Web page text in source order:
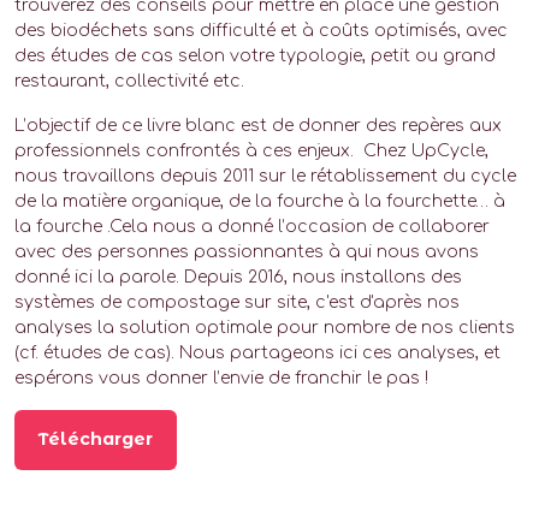
trouverez des conseils pour mettre en place une gestion
des biodéchets sans difficulté et à coûts optimisés, avec
des études de cas selon votre typologie, petit ou grand
restaurant, collectivité etc.
L’objectif de ce livre blanc est de donner des repères aux
professionnels confrontés à ces enjeux. Chez UpCycle,
nous travaillons depuis 2011 sur le rétablissement du cycle
de la matière organique, de la fourche à la fourchette… à
la fourche .Cela nous a donné l’occasion de collaborer
avec des personnes passionnantes à qui nous avons
donné ici la parole. Depuis 2016, nous installons des
systèmes de compostage sur site, c'est d'après nos
analyses la solution optimale pour nombre de nos clients
(cf. études de cas). Nous partageons ici ces analyses, et
espérons vous donner l’envie de franchir le pas !
Télécharger